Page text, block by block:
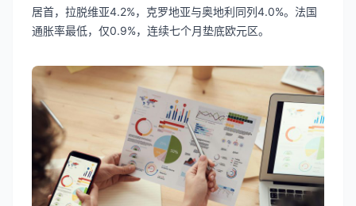
居首，拉脱维亚4.2%，克罗地亚与奥地利同列4.0%。法国
通胀率最低，仅0.9%，连续七个月垫底欧元区。